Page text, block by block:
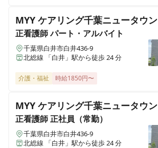
セントケア訪問看護ステーション船橋東
千葉県船橋市習志野台1-2-2
セントケア訪問看護ステーションちば
千葉県千葉市中央区蘇我2-5-3
セントケア訪問看護ステーション鎌ケ谷
千葉県鎌ケ谷市道野辺中央2-1-33
MYY ケアリング千葉ニュータウン
正看護師パート・アルバイト
千葉県白井市白井436-9
北総線 「白井」駅から徒歩 24 分
介護・福祉 時給1850円〜
MYY ケアリング千葉ニュータウン
正看護師正社員（常勤）
千葉県白井市白井436-9
北総線 「白井」駅から徒歩 24 分